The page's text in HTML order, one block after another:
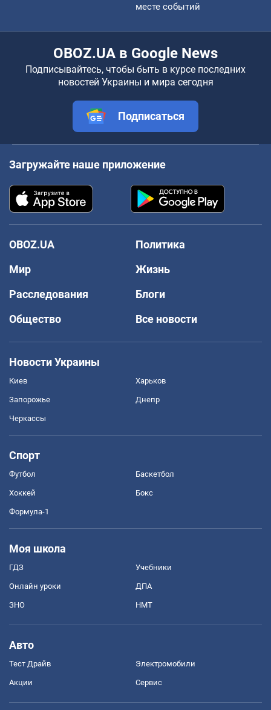
месте событий
OBOZ.UA в Google News
Подписывайтесь, чтобы быть в курсе последних
новостей Украины и мира сегодня
Подписаться
Загружайте наше приложение
OBOZ.UA
Политика
Мир
Жизнь
Расследования
Блоги
Общество
Все новости
Новости Украины
Киев Харьков
Запорожье Днепр
Черкассы
Спорт
Футбол Баскетбол
Хоккей Бокс
Формула-1
Моя школа
ГДЗ Учебники
Онлайн уроки ДПА
ЗНО НМТ
Авто
Тест Драйв Электромобили
Акции Сервис